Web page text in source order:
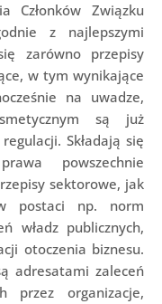
Członków Związku
z najlepszymi
zarówno przepisy
w tym wynikające
na uwadze,
są już
Składają się
powszechnie
sektorowe, jak
postaci np. norm
władz publicznych,
otoczenia biznesu.
adresatami zaleceń
przez organizacje,